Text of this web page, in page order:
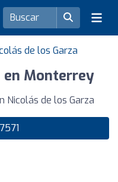
de los Garza
Monterrey
Nicolás de los Garza